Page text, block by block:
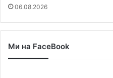
06.08.2026
Ми на FaceBook